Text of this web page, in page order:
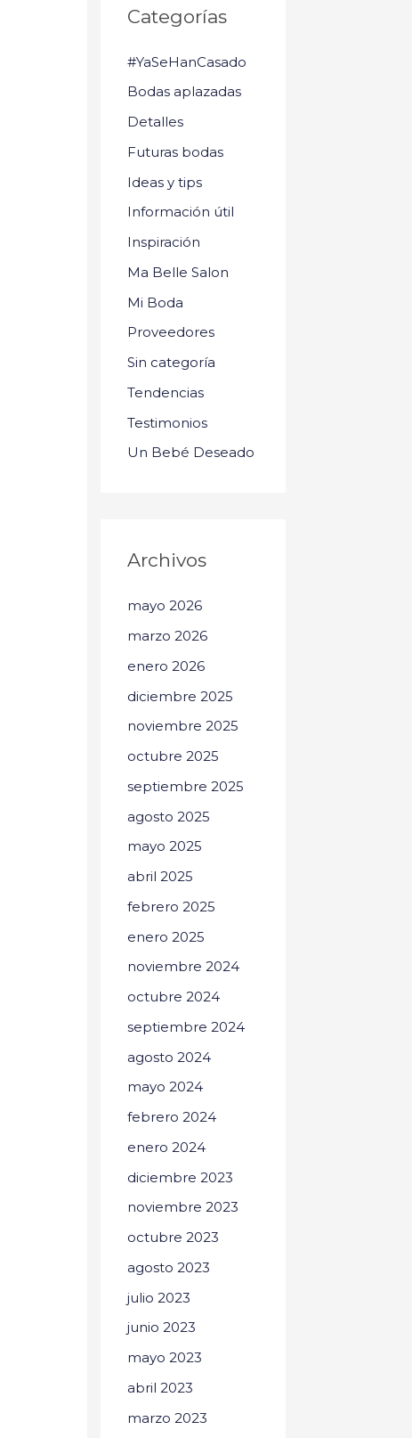
Categorías
#YaSeHanCasado
Bodas aplazadas
Detalles
Futuras bodas
Ideas y tips
Información útil
Inspiración
Ma Belle Salon
Mi Boda
Proveedores
Sin categoría
Tendencias
Testimonios
Un Bebé Deseado
Archivos
mayo 2026
marzo 2026
enero 2026
diciembre 2025
noviembre 2025
octubre 2025
septiembre 2025
agosto 2025
mayo 2025
abril 2025
febrero 2025
enero 2025
noviembre 2024
octubre 2024
septiembre 2024
agosto 2024
mayo 2024
febrero 2024
enero 2024
diciembre 2023
noviembre 2023
octubre 2023
agosto 2023
julio 2023
junio 2023
mayo 2023
abril 2023
marzo 2023